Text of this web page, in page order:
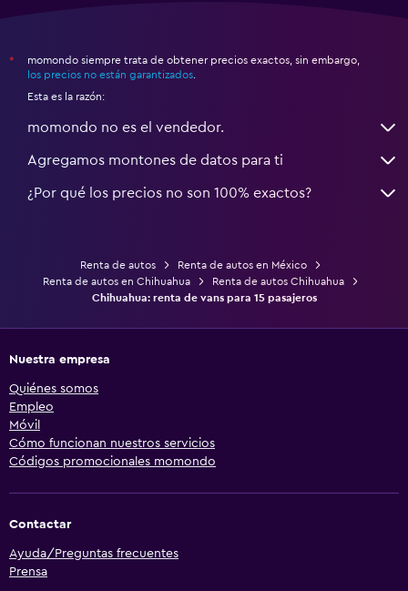
*
momondo siempre trata de obtener precios exactos, sin embargo,
los precios no están garantizados
Esta es la razón:
momondo no es el vendedor.
Agregamos montones de datos para ti
¿Por qué los precios no son 100% exactos?
Renta de autos
Renta de autos en México
Renta de autos en Chihuahua
Renta de autos Chihuahua
Chihuahua: renta de vans para 15 pasajeros
Nuestra empresa
Quiénes somos
Empleo
Móvil
Cómo funcionan nuestros servicios
Códigos promocionales momondo
Contactar
Ayuda/Preguntas frecuentes
Prensa